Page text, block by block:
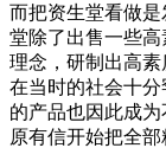
而把资生堂看做
堂除了出售一些
理念，研制出高
在当时的社会十
的产品也因此成
原有信开始把全